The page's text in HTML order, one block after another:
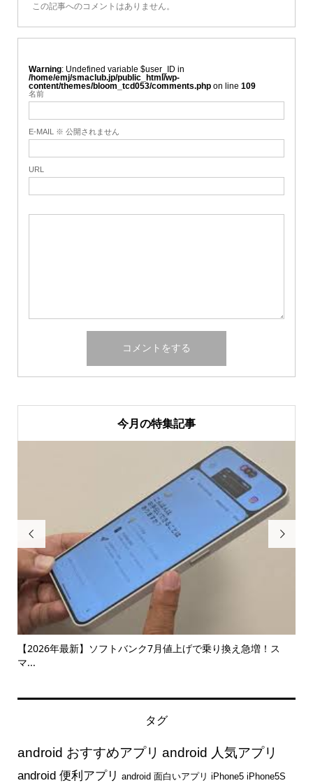
この記事へのコメントはありません。
Warning : Undefined variable $user_ID in
/home/emj/smaclub.jp/public_html/wp-
content/themes/bloom_tcd053/comments.phpon line 109
名前
E-MAIL ※ 公開されません
URL
今月の特集記事

【コスパ最強】Amazonベーシックの無線(ワイヤレス)イヤ...

android 便利アプリ android 面白いアプリ iPhone5 iPhone5S